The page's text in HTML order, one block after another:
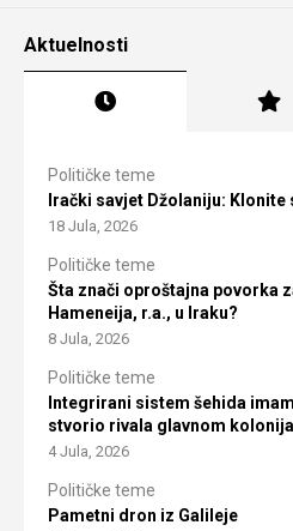
Aktuelnosti
Političke teme
Irački savjet Džolaniju: Klonite
18 Jula, 2026
Političke teme
Šta znači oproštajna povorka
Hameneija, r.a., u Iraku?
8 Jula, 2026
Političke teme
Integrirani sistem šehida
stvorio rivala glavnom
4 Jula, 2026
Političke teme
Pametni dron iz Galileje